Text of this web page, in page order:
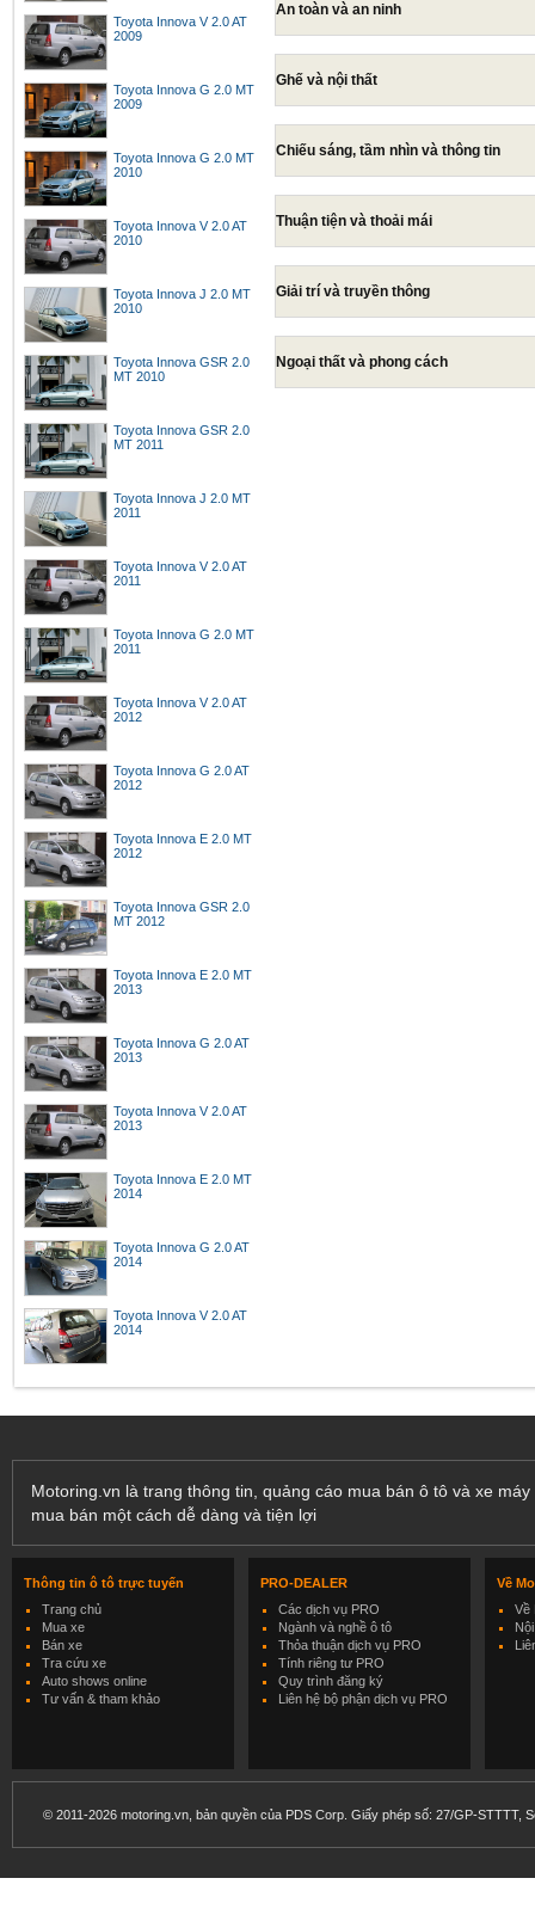
Toyota Innova V 2.0 AT
2009
Toyota Innova G 2.0 MT
2009
Toyota Innova G 2.0 MT
2010
Toyota Innova V 2.0 AT
2010
Toyota Innova J 2.0 MT
2010
Toyota Innova GSR 2.0
MT 2010
Toyota Innova GSR 2.0
MT 2011
Toyota Innova J 2.0 MT
2011
Toyota Innova V 2.0 AT
2011
Toyota Innova G 2.0 MT
2011
Toyota Innova V 2.0 AT
2012
Toyota Innova G 2.0 AT
2012
Toyota Innova E 2.0 MT
2012
Toyota Innova GSR 2.0
MT 2012
Toyota Innova E 2.0 MT
2013
Toyota Innova G 2.0 AT
2013
Toyota Innova V 2.0 AT
2013
Toyota Innova E 2.0 MT
2014
Toyota Innova G 2.0 AT
2014
Toyota Innova V 2.0 AT
2014
An toàn và an ninh
Ghế và nội thất
Chiếu sáng, tầm nhìn và thông tin
Thuận tiện và thoải mái
Giải trí và truyền thông
Ngoại thất và phong cách
Motoring.vn là trang thông tin, quảng cáo mua bán ô tô và xe
mua bán một cách dễ dàng và tiện lợi
Thông tin ô tô trực tuyến
Trang chủ
Mua xe
Bán xe
Tra cứu xe
Auto shows online
Tư vấn & tham khảo
PRO-DEALER
Các dịch vụ PRO
Ngành và nghề ô tô
Thỏa thuận dịch vụ PRO
Tính riêng tư PRO
Quy trình đăng ký
Liên hệ bộ phận dịch vụ PRO
Về
Về
© 2011-2026 motoring.vn, bản quyền của PDS Corp. Giấy phép số: 27/GP-STTTT,